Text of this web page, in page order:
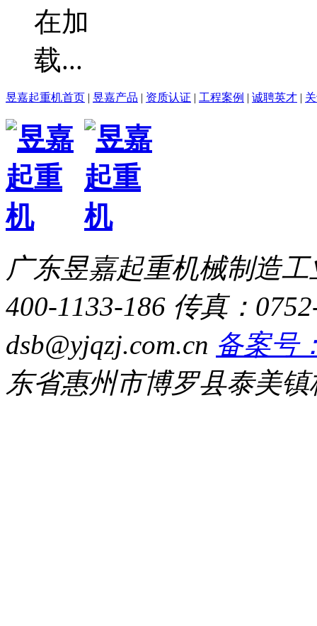
昱嘉起重机首页 | 昱嘉产品 | 资质认证 | 工程案例 | 诚聘英才 |
广东昱嘉起重机械制造
400-1133-186 传真：
dsb@yjqzj.com.cn 备案号
东省惠州市博罗县泰美